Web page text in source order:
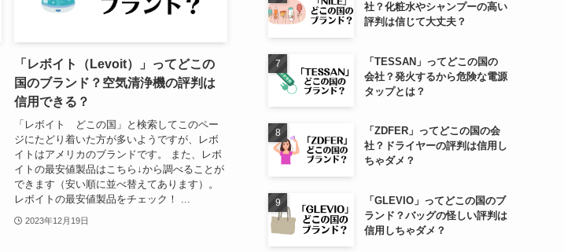
「レボイト（Levoit）」ってどこの
国のブランド？空気清浄機の評判は
信用できる？
「レボイト どこの国」と検索してこのペー
ジにたどり着いた方が多いようですが、レボ
イトはアメリカのブランドです。 また、レボ
イトの最安値製品はこちら↓から調べることが
できます（安い順に並べ替えてあります）。
レボイトの最安値製品をチェック！ ...
2023年12月19日
社？化粧水やシャンプーの高い
評判は信じて大丈夫？
「TESSAN」ってどこの国の
会社？発火するから危険な電源
タップとは？
「ZDFER」ってどこの国の会
社？ドライヤーの評判は信用し
ちゃダメ？
「GLEVIO」ってどこの国のブ
ランド？バッグの怪しい評判は
信用しちゃダメ？